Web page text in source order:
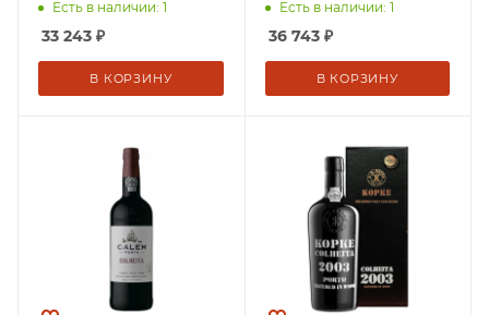
Колейта Порто» гу 1967
Есть в наличии: 1
33 243 ₽
В КОРЗИНУ
Колейта Порто» в п/у
Португалия
Есть в наличии: 1
36 743₽
В КОРЗИНУ